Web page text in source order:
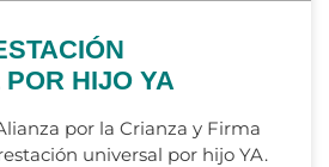
HIJO YA
por la Crianza y Firma
universal por hijo YA.